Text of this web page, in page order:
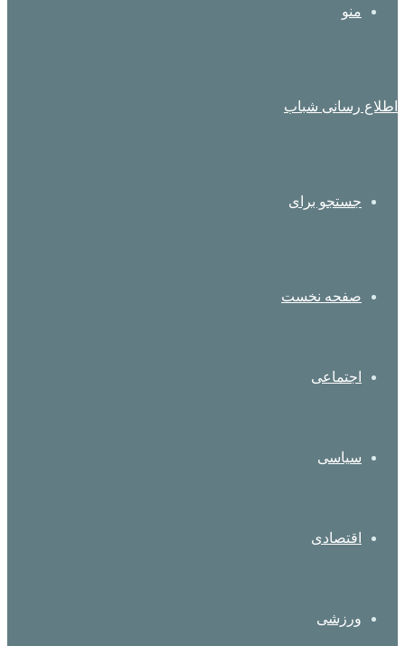
منو
اطلاع رسانی شباب
جستجو برای
صفحه نخست
اجتماعی
سیاسی
اقتصادی
ورزشی